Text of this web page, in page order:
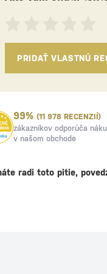
PRIDAŤ VLASTNÚ
99% (11 978 RECENZIÍ)
zákazníkov odporúča
v našom obchode
radi toto pitie,